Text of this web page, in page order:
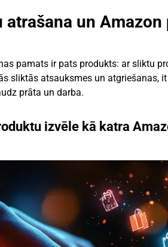
un Amazon
pamats ir pats produkts: ar sliktu
sliktās atsauksmes un atgriešanas,
prāta un darba.
izvēle kā katra